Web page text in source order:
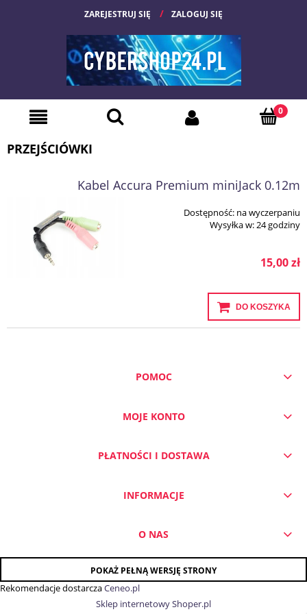
ZAREJESTRUJ SIĘ ZALOGUJ SIĘ
PRZEJŚCIÓWKI
Kabel Accura Premium miniJack 0.12m
Dostępność: na wyczerpaniu
Wysyłka w:24 godziny
15,00 zł
DO KOSZYKA
POMOC
MOJE KONTO
PŁATNOŚCI I DOSTAWA
INFORMACJE
O NAS
POKAŻ PEŁNĄ WERSJĘ STRONY
Rekomendacje dostarczaCeneo.pl
Sklep internetowy Shoper.pl